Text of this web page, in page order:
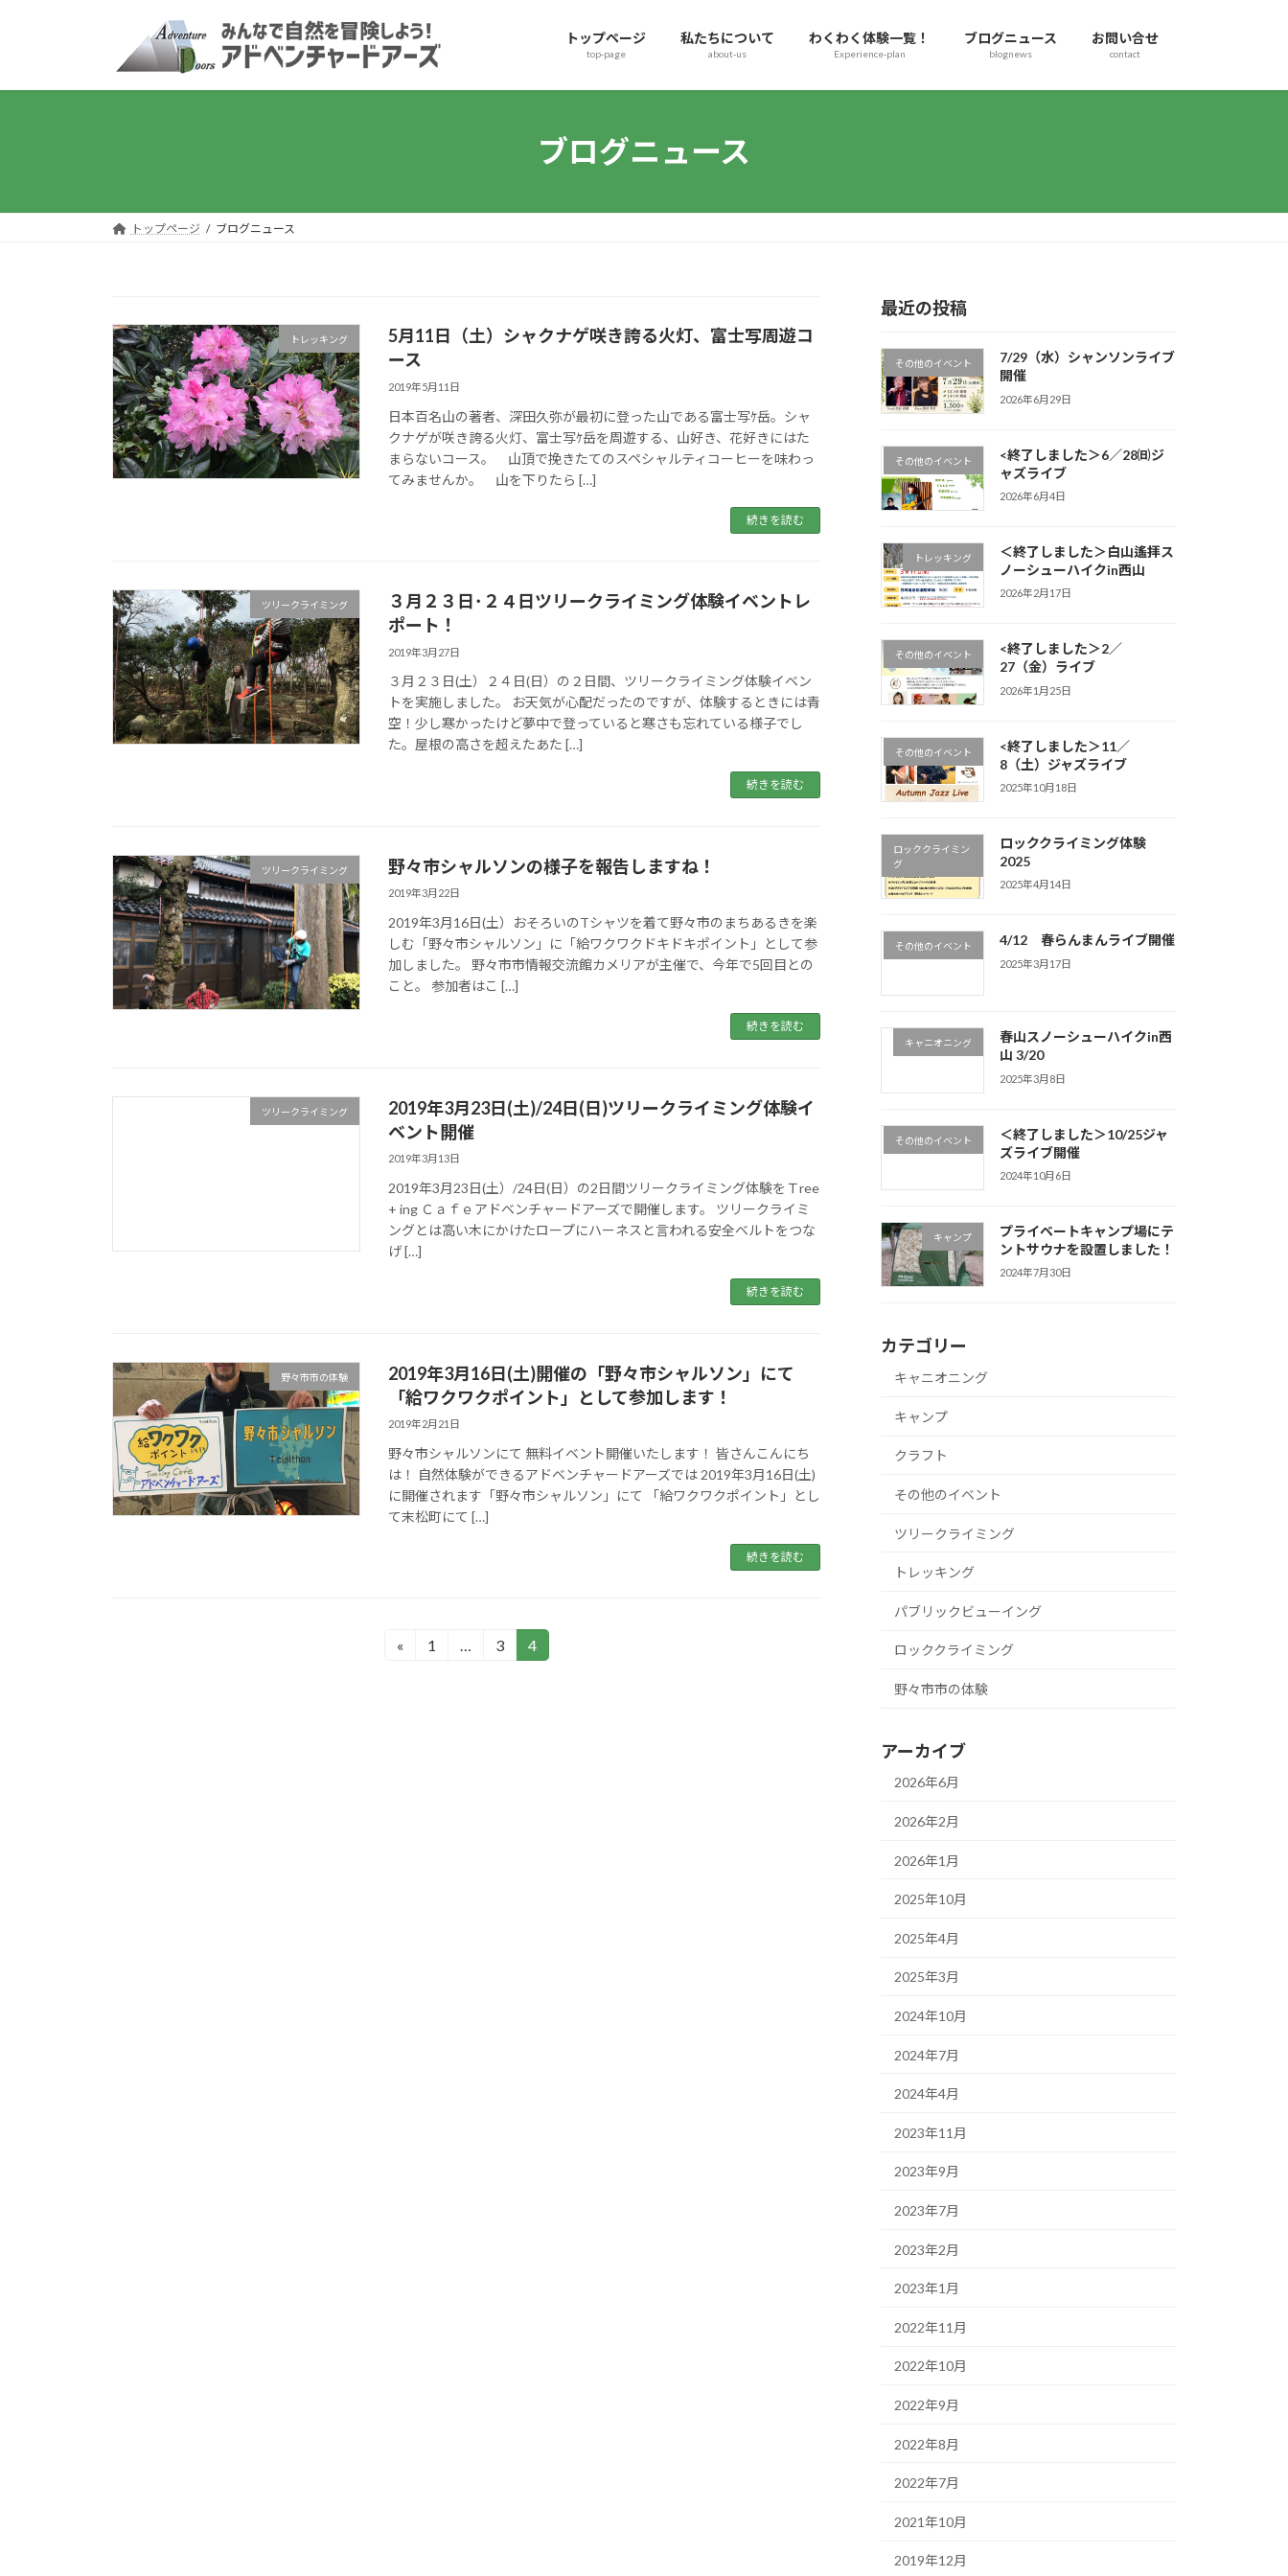
プ
動
トップページ
top-page
私たちについて
about-us
わくわく体験一覧！
Experience-plan
ブログニュース
blognews
お問い合せ
contact
ブログニュース
トップページ ブログニュース
トレッキング
5月11日（土）シャクナゲ咲き誇る火灯、富士写周遊コ
ース
2019年5月11日
日本百名山の著者、深田久弥が最初に登った山である富士写ｹ岳。シャ
クナゲが咲き誇る火灯、富士写ｹ岳を周遊する、山好き、花好きにはた
まらないコース。 山頂で挽きたてのスペシャルティコーヒーを味わっ
てみませんか。 山を下りたら […]
続きを読む
ツリークライミング
３月２３日･２４日ツリークライミング体験イベントレ
ポート！
2019年3月27日
３月２３日(土）２４日(日）の２日間、ツリークライミング体験イベン
トを実施しました。 お天気が心配だったのですが、体験するときには青
空！少し寒かったけど夢中で登っていると寒さも忘れている様子でし
た。屋根の高さを超えたあた […]
続きを読む
ツリークライミング 野々市シャルソンの様子を報告しますね！
2019年3月22日
2019年3月16日(土）おそろいのTシャツを着て野々市のまちあるきを楽
しむ「野々市シャルソン」に「給ワクワクドキドキポイント」として参
加しました。 野々市市情報交流館カメリアが主催で、今年で5回目との
こと。 参加者はこ […]
続きを読む
ツリークライミング
2019年3月23日(土)/24日(日)ツリークライミング体験イ
ベント開催
2019年3月13日
2019年3月23日(土）/24日(日）の2日間ツリークライミング体験をＴree
+ ing Ｃａｆｅアドベンチャードアーズで開催します。 ツリークライミ
ングとは高い木にかけたロープにハーネスと言われる安全ベルトをつな
げ […]
続きを読む
野々市市の体験
2019年3月16日(土)開催の「野々市シャルソン」にて
「給ワクワクポイント」として参加します！
2019年2月21日
野々市シャルソンにて 無料イベント開催いたします！ 皆さんこんにち
は！ 自然体験ができるアドベンチャードアーズでは 2019年3月16日(土)
に開催されます「野々市シャルソン」にて 「給ワクワクポイント」とし
て末松町にて […]
続きを読む
«
固
1 …
固
3
固
4
最近の投稿
その他のイベント
7/29（水）シャンソンライブ
開催
2026年6月29日
その他のイベント
<終了しました＞6／28㈰ジ
ャズライブ
2026年6月4日
トレッキング
＜終了しました＞白山遙拝ス
ノーシューハイクin西山
2026年2月17日
その他のイベント
<終了しました＞2／
27（金）ライブ
2026年1月25日
その他のイベント
<終了しました＞11／
8（土）ジャズライブ
2025年10月18日
ロッククライミン
グ
ロッククライミング体験
2025
2025年4月14日
その他のイベント 4/12 春らんまんライブ開催
2025年3月17日
キャニオニング
春山スノーシューハイクin西
山 3/20
2025年3月8日
その他のイベント
＜終了しました＞10/25ジャ
ズライブ開催
2024年10月6日
キャンプ
プライベートキャンプ場にテ
ントサウナを設置しました！
2024年7月30日
カテゴリー
キャニオニング
キャンプ
クラフト
その他のイベント
ツリークライミング
トレッキング
パブリックビューイング
ロッククライミング
野々市市の体験
アーカイブ
2026年6月
2026年2月
2026年1月
2025年10月
2025年4月
2025年3月
2024年10月
2024年7月
2024年4月
2023年11月
2023年9月
2023年7月
2023年2月
2023年1月
2022年11月
2022年10月
2022年9月
2022年8月
2022年7月
2021年10月
2019年12月